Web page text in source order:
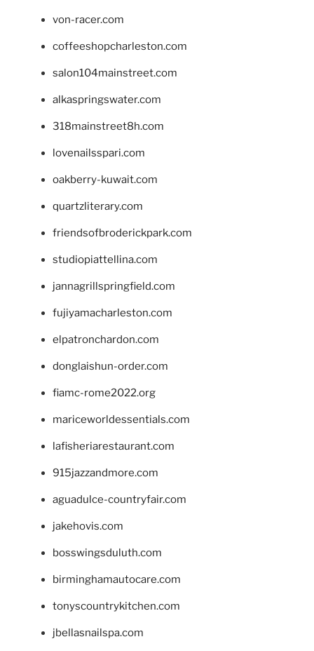
von-racer.com
coffeeshopcharleston.com
salon104mainstreet.com
alkaspringswater.com
318mainstreet8h.com
lovenailsspari.com
oakberry-kuwait.com
quartzliterary.com
friendsofbroderickpark.com
studiopiattellina.com
jannagrillspringfield.com
fujiyamacharleston.com
elpatronchardon.com
donglaishun-order.com
fiamc-rome2022.org
mariceworldessentials.com
lafisheriarestaurant.com
915jazzandmore.com
aguadulce-countryfair.com
jakehovis.com
bosswingsduluth.com
birminghamautocare.com
tonyscountrykitchen.com
jbellasnailspa.com